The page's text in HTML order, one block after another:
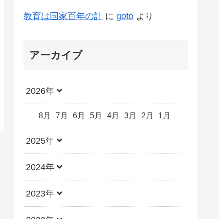
教育は国家百年の計 に goto より
アーカイブ
2026年
8月 7月 6月 5月 4月 3月 2月 1月
2025年
2024年
2023年